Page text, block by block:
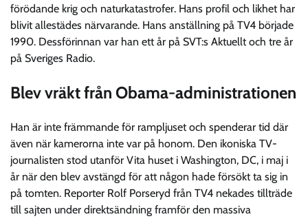
förödande krig och naturkatastrofer. Hans profil och likhet har
blivit allestädes närvarande. Hans anställning på TV4 började
1990. Dessförinnan var han ett år på SVT:s Aktuellt och tre år
på Sveriges Radio.
Blev vräkt från Obama-administrationen
Han är inte främmande för rampljuset och spenderar tid där
även när kamerorna inte var på honom. Den ikoniska TV-
journalisten stod utanför Vita huset i Washington, DC, i maj i
år när den blev avstängd för att någon hade försökt ta sig in
på tomten. Reporter Rolf Porseryd från TV4 nekades tillträde
till sajten under direktsändning framför den massiva